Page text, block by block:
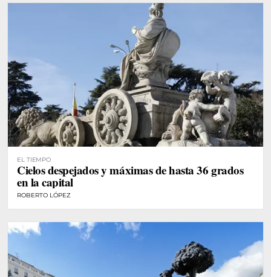
EL TIEMPO
Cielos despejados y máximas de hasta 36 grados
en la capital
ROBERTO LÓPEZ